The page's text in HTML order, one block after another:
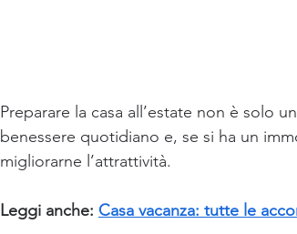
Preparare la casa all’estate non è solo
benessere quotidiano e, se si ha un
migliorarne l’attrattività.
Leggi anche: Casa vacanza: tutte le